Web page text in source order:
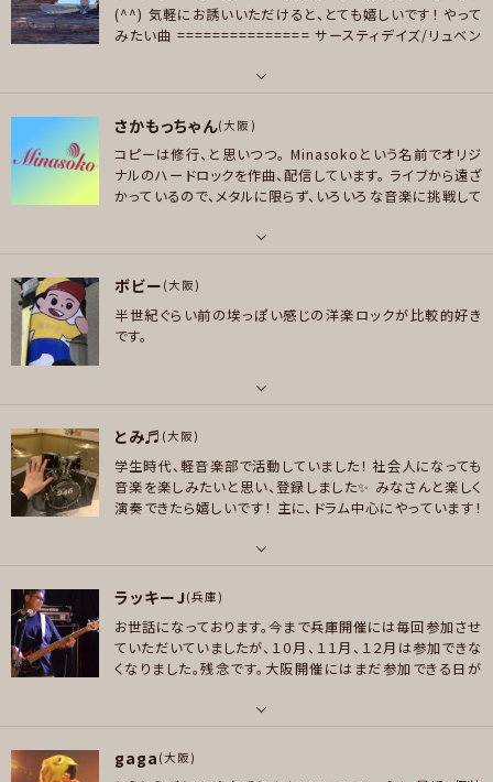
ブルース , ジャズ/フュージョン , ソウル/R＆B , ボサノバ/ラテン , スカ/ロカ
ビリー , スラッシュメタル/デスメタル , ハードコア , ヒップホップ/レゲエ ,
メッセージ
ラッド、SiamShade、エルレ、ホルモン、benfolds、BonJovi、CHAGE&ASK
d Loathing in Las Vegas 、秦基博、METALLICA、extreme、oasis、Quee
好きなジャンル
ポップス , ロック , パンク/メロコア , ハードロック/ヘヴィメタル , スラッシ
ュメタル/デスメタル , ハードコア
(^^) 気軽にお誘いいただけると、とても嬉しいです！ やって
みたい曲 =============== サースティデイズ/リュベン
好きなアーティスト
YUKI / JUDY AND MARY / TOM MISCH / HONNE / HUNT CLUB / TAM
好きなジャンル
ポップス
プレイヤー参加予定
さかもっちゃん(大阪)
コピーは修行、と思いつつ。 Minasokoという名前でオリジ
ナルのハードロックを作曲、配信しています。 ライブから遠ざ
かっているので、メタルに限らず、いろいろな音楽に挑戦して
ボーカル , ギター , ベース
好きなアーティスト
Dream theater,Judas priest,Dokken,Babymetalなどの、80、90年代
元春が大好きでした。 最近の音楽も、ちょっとずつ聴くようになりました。 結束
好きなジャンル
ロック , ハードロック/ヘヴィメタル
プレイヤー参加予定
メッセージ
ボビー (大阪)
半世紀ぐらい前の埃っぽい感じの洋楽ロックが比較的好き
です。
ボーカル
好きなジャンル
ロック , パンク/メロコア , ハードロック/ヘヴィメタル
とみ♬ (大阪)
学生時代、軽音楽部で活動していました！ 社会人になっても
音楽を楽しみたいと思い、登録しました✨ みなさんと楽しく
演奏できたら嬉しいです！ 主に、ドラム中心にやっています！
ギター , ドラム , ピアノ/キーボード
好きなアーティスト
9mm Parabellum Bullet XJAPAN Nothing’s Carved In Stone Czech
好きなジャンル
ロック
ラッキーJ (兵庫)
お世話になっております。今まで兵庫開催には毎回参加させ
ていただいていましたが、１０月、１１月、１２月は参加できな
くなりました。残念です。大阪開催にはまだ参加できる日が
ろいろとご一緒させてください。よろしくお願いします。
ベース
gaga (大阪)